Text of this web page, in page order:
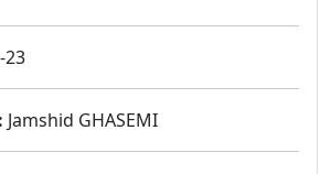
23
Jamshid GHASEMI